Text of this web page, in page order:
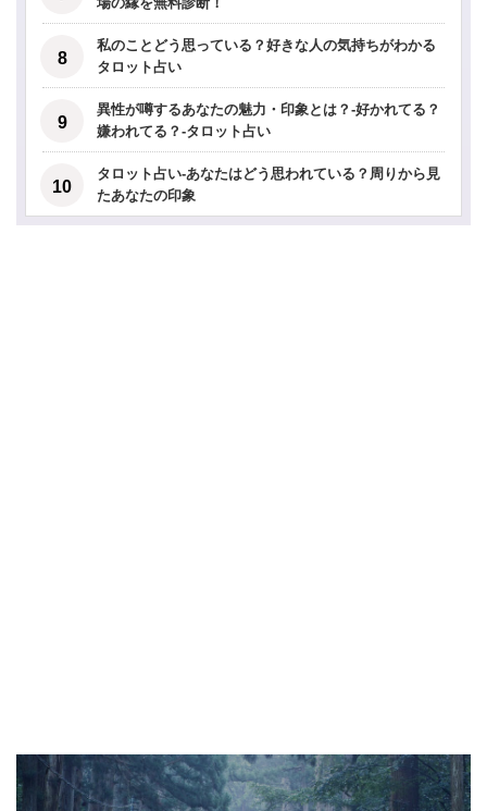
私のことどう思っている？好きな人の気持ちがわかる
タロット占い
異性が噂するあなたの魅力・印象とは？-好かれてる？
嫌われてる？-タロット占い
タロット占い-あなたはどう思われている？周りから見
たあなたの印象